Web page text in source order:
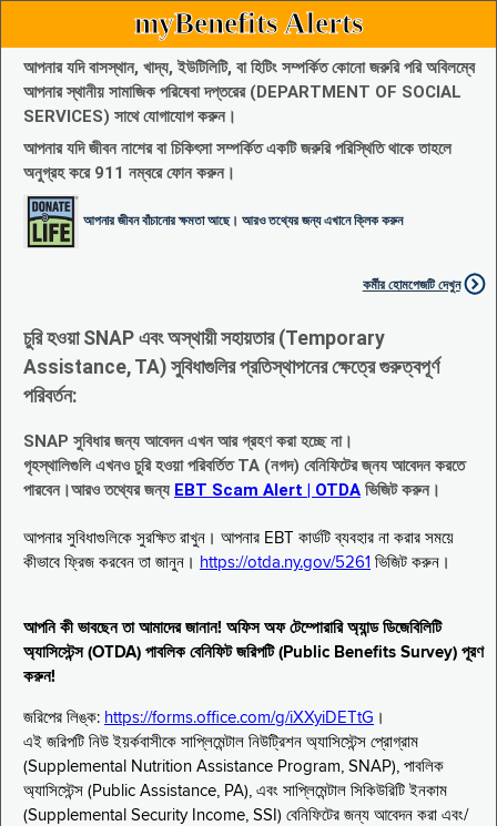
myBenefits Alerts
আপনার যদি বাসস্থান, খাদ্য, ইউটিলিটি, বা হিটিং সম্পর্কিত কোনো জরুরি পরি অবিলম্বে
আপনার স্থানীয় সামাজিক পরিষেবা দপ্তরের (DEPARTMENT OF SOCIAL
SERVICES) সাথে যোগাযোগ করুন।
আপনার যদি জীবন নাশের বা চিকিৎসা সম্পর্কিত একটি জরুরি পরিস্থিতি থাকে তাহলে
অনুগ্রহ করে 911 নম্বরে ফোন করুন।
আপনার জীবন বাঁচানোর ক্ষমতা আছে। আরও তথ্যের জন্য এখানে ক্লিক করুন
কর্মীর হোমপেজটি দেখুন
চুরি হওয়া SNAP এবং অস্থায়ী সহায়তার (Temporary
Assistance, TA) সুবিধাগুলির প্রতিস্থাপনের ক্ষেত্রে গুরুত্বপূর্ণ
পরিবর্তন:
SNAP সুবিধার জন্য আবেদন এখন আর গ্রহণ করা হচ্ছে না।
গৃহস্থালিগুলি এখনও চুরি হওয়া পরিবর্তিত TA (নগদ) বেনিফিটের জ্নয আবেদন করতে
পারবেন।আরও তথ্যের জন্য EBT Scam Alert | OTDA ভিজিট করুন।
আপনার সুবিধাগুলিকে সুরক্ষিত রাখুন। আপনার EBT কার্ডটি ব্যবহার না করার সময়ে
কীভাবে ফ্রিজ করবেন তা জানুন। https://otda.ny.gov/5261 ভিজিট করুন।
আপনি কী ভাবছেন তা আমাদের জানান! অফিস অফ টেম্পোরারি অ্যান্ড ডিজেবিলিটি
অ্যাসিস্টেন্স (OTDA) পাবলিক বেনিফিট জরিপটি (Public Benefits Survey) পূরণ
করুন!
জরিপের লিঙ্ক: https://forms.office.com/g/iXXyiDETtG ।
এই জরিপটি নিউ ইয়র্কবাসীকে সাপ্লিমেন্টাল নিউট্রিশন অ্যাসিস্টেন্স প্রোগ্রাম
(Supplemental Nutrition Assistance Program, SNAP), পাবলিক
অ্যাসিস্টেন্স (Public Assistance, PA), এবং সাপ্লিমেন্টাল সিকিউরিটি ইনকাম
(Supplemental Security Income, SSI) বেনিফিটের জন্য আবেদন করা এবং/